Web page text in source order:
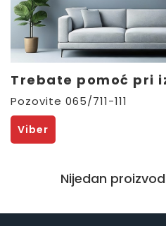
Trebate pomoć pri
Pozovite 065/711-111
Viber
Nijedan